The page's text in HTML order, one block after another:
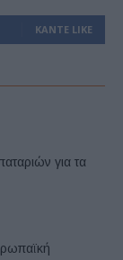
ΚΆΝΤΕ LIKE
για τα